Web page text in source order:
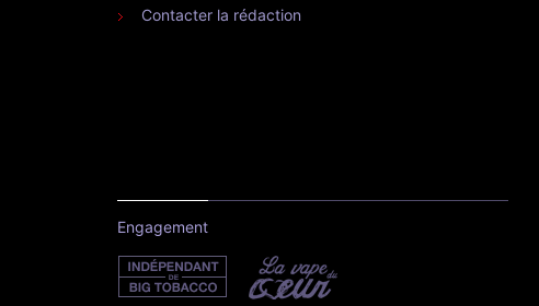
Contacter la rédaction
Engagement